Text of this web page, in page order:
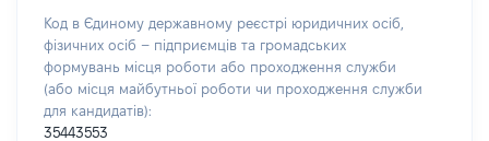
Код в Єдиному державному реєстрі юридичних осіб,
фізичних осіб – підприємців та громадських
формувань місця роботи або проходження служби
(або місця майбутньої роботи чи проходження служби
для кандидатів):
35443553